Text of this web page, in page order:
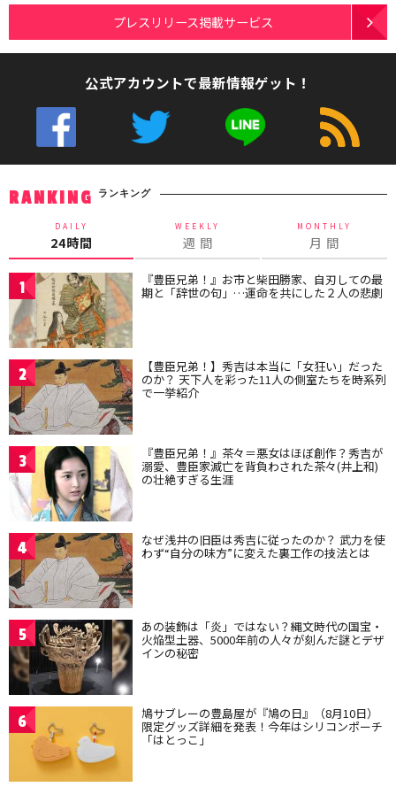
プレスリリース掲載サービス
公式アカウントで最新情報ゲット！
RANKING ランキング
DAILY
24時間
WEEKLY
週 間
MONTHLY
月 間
1 『豊臣兄弟！』お市と柴田勝家、自刃しての最
期と「辞世の句」…運命を共にした２人の悲劇
2 【豊臣兄弟！】秀吉は本当に「女狂い」だった
のか？ 天下人を彩った11人の側室たちを時系列
で一挙紹介
3 『豊臣兄弟！』茶々＝悪女はほぼ創作？秀吉が
溺愛、豊臣家滅亡を背負わされた茶々(井上和)
の壮絶すぎる生涯
4 なぜ浅井の旧臣は秀吉に従ったのか？ 武力を使
わず“自分の味方”に変えた裏工作の技法とは
5 あの装飾は「炎」ではない？縄文時代の国宝・
火焔型土器、5000年前の人々が刻んだ謎とデザ
インの秘密
6 鳩サブレーの豊島屋が『鳩の日』（8月10日）
限定グッズ詳細を発表！今年はシリコンポーチ
「はとっこ」